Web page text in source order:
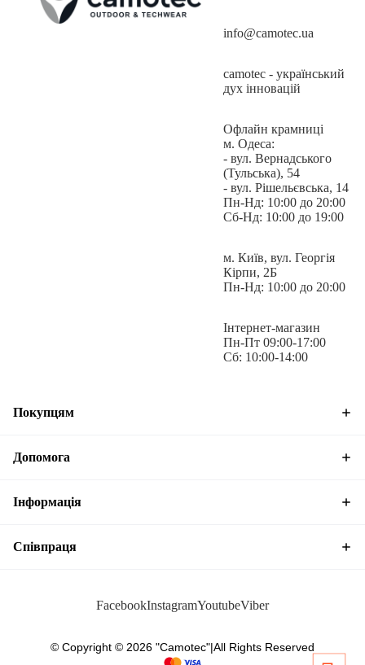
частині й покриває всю стопу, доходить вище ахіла,
амортизаційні подушки в зонах щільного прилягання шнурівки,
Індивідуальна посадка та еластична система фіксації забезпечені
присутністю в складі еластану та 3 еластичними зонами, що
запобігає перекручуванню та сповзанню шкарпетки на нозі.
В зоні носка є спеціальні вентиляційні вставки для відведення
18%, спандекс 5%)
info@camotec.ua
camotec - український
дух інновацій
Офлайн крамниці
м. Одеса:
- вул. Вернадського
(Тульська), 54
- вул. Рішельєвська, 14
Пн-Нд: 10:00 до 20:00
Сб-Нд: 10:00 до 19:00
м. Київ, вул. Георгія
Кірпи, 2Б
Пн-Нд: 10:00 до 20:00
Інтернет-магазин
Пн-Пт 09:00-17:00
Сб: 10:00-14:00
Покупцям
Допомога
Інформація
Співпраця
FacebookInstagramYoutubeViber
© Copyright © 2026 "Camotec"|All Rights Reserved